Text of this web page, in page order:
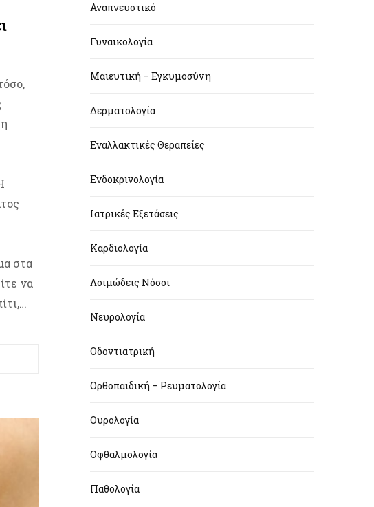
στα
να
Αναπνευστικό
Γυναικολογία
Μαιευτική – Εγκυμοσύνη
Δερματολογία
Εναλλακτικές Θεραπείες
Ενδοκρινολογία
Ιατρικές Εξετάσεις
Καρδιολογία
Λοιμώδεις Νόσοι
Νευρολογία
Οδοντιατρική
Ορθοπαιδική – Ρευματολογία
Ουρολογία
Οφθαλμολογία
Παθολογία